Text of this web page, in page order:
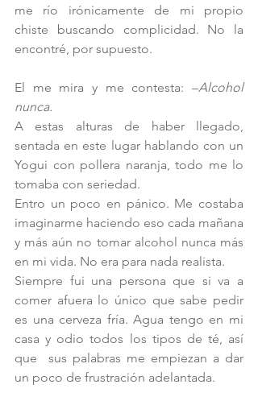
me río irónicamente de mi propio
chiste buscando complicidad. No la
encontré, por supuesto.
El me mira y me contesta: –Alcohol
nunca.
A estas alturas de haber llegado,
sentada en este lugar hablando con un
Yogui con pollera naranja, todo me lo
tomaba con seriedad.
Entro un poco en pánico. Me costaba
imaginarme haciendo eso cada mañana
y más aún no tomar alcohol nunca más
en mi vida. No era para nada realista.
Siempre fui una persona que si va a
comer afuera lo único que sabe pedir
es una cerveza fría. Agua tengo en mi
casa y odio todos los tipos de té, así
que  sus palabras me empiezan a dar
un poco de frustración adelantada.